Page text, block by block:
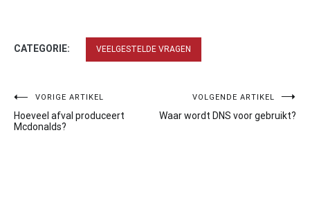
CATEGORIE: VEELGESTELDE VRAGEN
Bericht
navigatie
VORIGE ARTIKEL
Hoeveel afval produceert
Mcdonalds?
VOLGENDE ARTIKEL
Waar wordt DNS voor gebruikt?